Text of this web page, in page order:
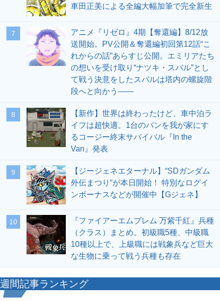
車田正美による全編大幅加筆で完全新生
7
アニメ『リゼロ』4期【奪還編】8/12放
送開始。PV公開＆奪還編初回第12話“こ
れからの話”あらすじ公開。エミリアたち
の想いを受け取り“ナツキ・スバル”とし
て戦う決意をしたスバルは塔内の螺旋階
段へと向かう――
8
【新作】世界は終わったけど、車中泊ラ
イフは超快適。1台のバンを我が家にす
るコージー終末サバイバル『In the
Van』発表
9
【ジージェネエターナル】“SDガンダム
外伝まつり”が本日開始！ 特別なログイ
ンボーナスなどが開催中【Gジェネ】
10
『ファイアーエムブレム 万紫千紅』兵種
（クラス）まとめ。初級職5種、中級職
10種以上で、上級職には戦象兵など巨大
な生物に乗って戦う兵種も存在
週間記事ランキング